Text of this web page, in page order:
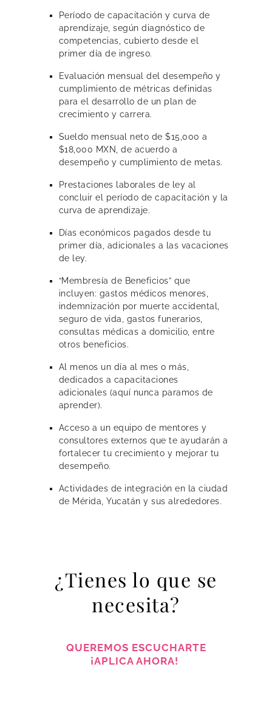
Período de capacitación y curva de
aprendizaje, según diagnóstico de
competencias, cubierto desde el
primer día de ingreso.
Evaluación mensual del desempeño y
cumplimiento de métricas definidas
para el desarrollo de un plan de
crecimiento y carrera.
Sueldo mensual neto de $15,000 a
$18,000 MXN, de acuerdo a
desempeño y cumplimiento de metas.
Prestaciones laborales de ley al
concluir el período de capacitación y la
curva de aprendizaje.
Días económicos pagados desde tu
primer día, adicionales a las vacaciones
de ley.
“Membresía de Beneficios” que
incluyen: gastos médicos menores,
indemnización por muerte accidental,
seguro de vida, gastos funerarios,
consultas médicas a domicilio, entre
otros beneficios.
Al menos un día al mes o más,
dedicados a capacitaciones
adicionales (aquí nunca paramos de
aprender).
Acceso a un equipo de mentores y
consultores externos que te ayudarán a
fortalecer tu crecimiento y mejorar tu
desempeño.
Actividades de integración en la ciudad
de Mérida, Yucatán y sus alrededores.
¿Tienes lo que se
necesita?
QUEREMOS ESCUCHARTE
¡APLICA AHORA!